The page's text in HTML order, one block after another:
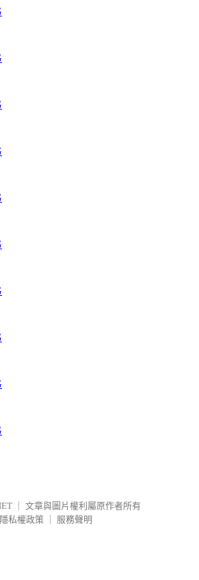
文章與圖片權利屬原作者所有
隱私權政策
服務聲明